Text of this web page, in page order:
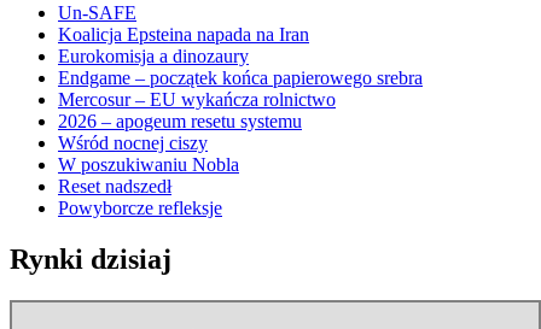
Un-SAFE
Koalicja Epsteina napada na Iran
Eurokomisja a dinozaury
Endgame – początek końca papierowego srebra
Mercosur – EU wykańcza rolnictwo
2026 – apogeum resetu systemu
Wśród nocnej ciszy
W poszukiwaniu Nobla
Reset nadszedł
Powyborcze refleksje
Rynki dzisiaj